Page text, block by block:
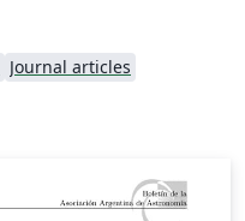
Journal articles